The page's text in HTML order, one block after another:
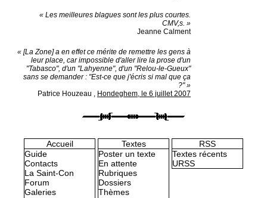
« Les meilleures blagues sont les plus courtes.
CMV,s. »
Jeanne Calment
« [La Zone] a en effet ce mérite de remettre les gens à
leur place, car impossible d'aller lire la prose d'un
"Tabasco", d'un "Lahyenne", d'un "Relou-le-Gueux"
sans se demander : "Est-ce que j'écris si mal que ça
?" »
Patrice Houzeau , Hondeghem, le 6 juillet 2007
Accueil
Guide
Contacts
La Saint-Con
Forum
Galeries
Textes
Poster un texte
En attente
Rubriques
Dossiers
Thèmes
RSS
Textes récents
URSS